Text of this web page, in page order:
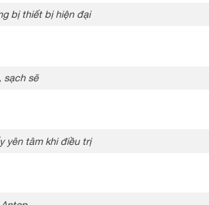
bị thiết bị hiện đại
sạch sẽ
yên tâm khi điều trị